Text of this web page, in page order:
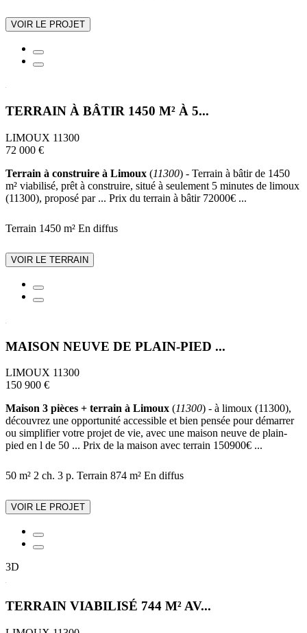
VOIR LE PROJET
TERRAIN À BÂTIR 1450 M² À 5...
LIMOUX 11300
72 000 €
Terrain à construire à Limoux (11300) - Terrain à bâtir de 1450
m² viabilisé, prêt à construire, situé à seulement 5 minutes de limoux
(11300), proposé par ... Prix du terrain à bâtir 72000€ ...
Terrain 1450 m² En diffus
VOIR LE TERRAIN
MAISON NEUVE DE PLAIN-PIED ...
LIMOUX 11300
150 900 €
Maison 3 pièces + terrain à Limoux (11300) - à limoux (11300),
découvrez une opportunité accessible et bien pensée pour démarrer
ou simplifier votre projet de vie, avec une maison neuve de plain-
pied en l de 50 ... Prix de la maison avec terrain 150900€ ...
50 m² 2 ch. 3 p. Terrain 874 m² En diffus
VOIR LE PROJET
3D
TERRAIN VIABILISÉ 744 M² AV...